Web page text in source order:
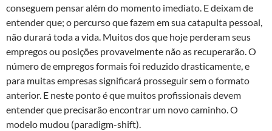
conseguem pensar além do momento imediato. E deixam de
entender que; o percurso que fazem em sua catapulta pessoal,
não durará toda a vida. Muitos dos que hoje perderam seus
empregos ou posições provavelmente não as recuperarão. O
número de empregos formais foi reduzido drasticamente, e
para muitas empresas significará prosseguir sem o formato
anterior. E neste ponto é que muitos profissionais devem
entender que precisarão encontrar um novo caminho. O
modelo mudou (paradigm-shift).